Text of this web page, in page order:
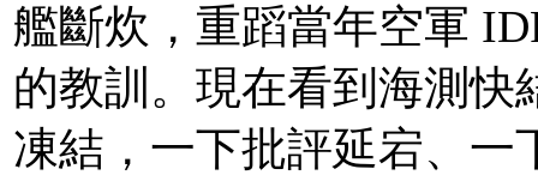
艦斷炊，重蹈當年空軍
的教訓。現在看到海測快
凍結，一下批評延宕、一